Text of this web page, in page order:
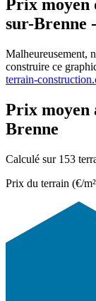
Prix moyen
sur-Brenne
Malheureusement,
construire ce
terrain-
Prix moyen
Brenne
Calculé sur 153
Prix du terrain (€/